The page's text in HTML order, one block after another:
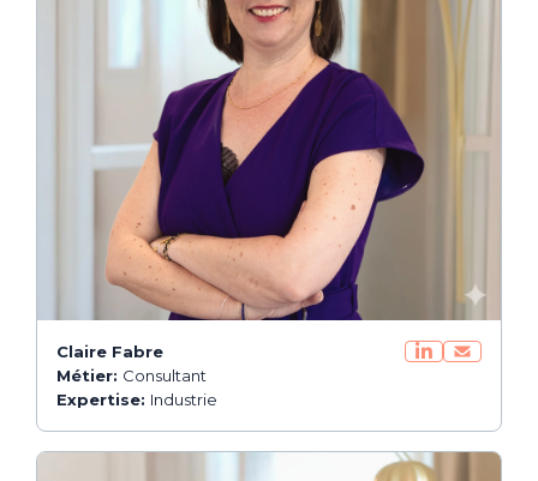
Claire Fabre
Métier: Consultant
Expertise: Industrie